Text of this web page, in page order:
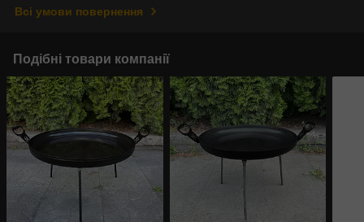
Всі умови повернення
Подібні товари компанії